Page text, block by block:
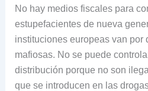
No hay medios fiscales para
estupefacientes de nueva
instituciones europeas van por
mafiosas. No se puede
distribución porque no son
que se introducen en las